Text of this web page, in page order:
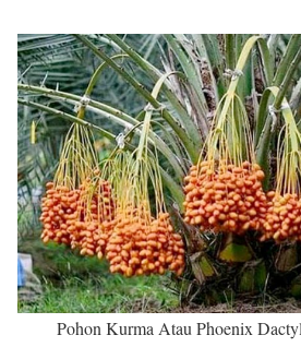
Pohon Kurma Atau Phoenix